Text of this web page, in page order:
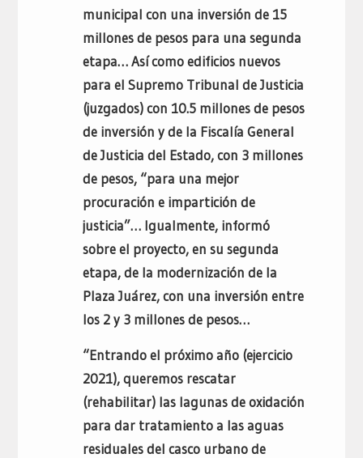
municipal con una inversión de 15
millones de pesos para una segunda
etapa… Así como edificios nuevos
para el Supremo Tribunal de Justicia
(juzgados) con 10.5 millones de pesos
de inversión y de la Fiscalía General
de Justicia del Estado, con 3 millones
de pesos, “para una mejor
procuración e impartición de
justicia”… Igualmente, informó
sobre el proyecto, en su segunda
etapa, de la modernización de la
Plaza Juárez, con una inversión entre
los 2 y 3 millones de pesos…
“Entrando el próximo año (ejercicio
2021), queremos rescatar
(rehabilitar) las lagunas de oxidación
para dar tratamiento a las aguas
residuales del casco urbano de